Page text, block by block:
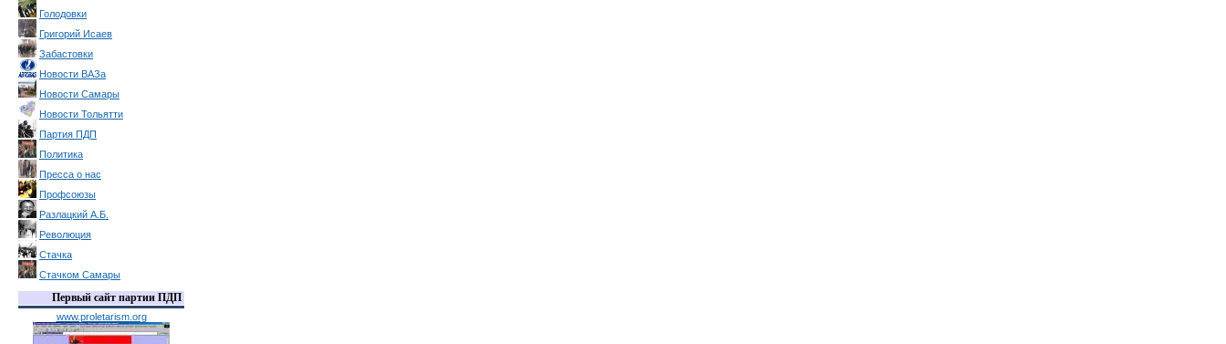
Голодовки
Григорий Исаев
Забастовки
Новости ВАЗа
Новости Самары
Новости Тольятти
Партия ПДП
Политика
Пресса о нас
Профсоюзы
Разлацкий А.Б.
Революция
Стачка
Стачком Самары
Первый сайт партии ПДП
www.proletarism.org